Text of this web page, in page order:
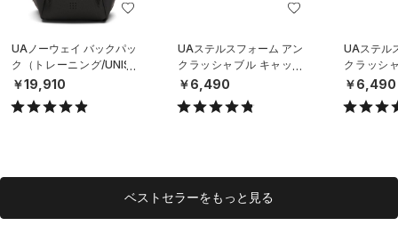
UAノーウェイ バックパッ
ク（トレーニング/UNISE
X）
￥19,910
UAステルスフォーム アン
クラッシャブル キャップ
（ライフスタイル/UNISE
X）
￥6,490
UAステル
クラッシ
（ライフ
X）
￥6,490
ベストセラーをもっと見る